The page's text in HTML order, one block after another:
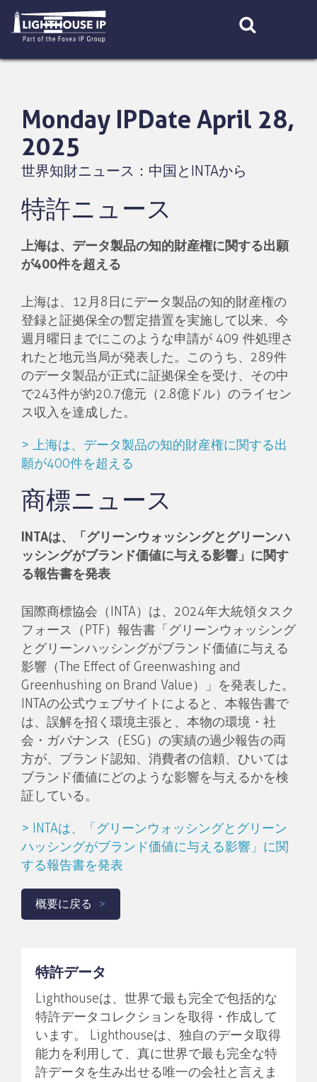
content
Monday IPDate April 28,
2025
世界知財ニュース：中国とINTAから
特許ニュース
上海は、データ製品の知的財産権に関する出願
が400件を超える
上海は、12月8日にデータ製品の知的財産権の
登録と証拠保全の暫定措置を実施して以来、今
週月曜日までにこのような申請が 409 件処理さ
れたと地元当局が発表した。このうち、289件
のデータ製品が正式に証拠保全を受け、その中
で243件が約20.7億元（2.8億ドル）のライセン
ス収入を達成した。
> 上海は、データ製品の知的財産権に関する出
願が400件を超える
商標ニュース
INTAは、「グリーンウォッシングとグリーンハ
ッシングがブランド価値に与える影響」に関す
る報告書を発表
国際商標協会（INTA）は、2024年大統領タスク
フォース（PTF）報告書「グリーンウォッシング
とグリーンハッシングがブランド価値に与える
影響（The Effect of Greenwashing and
Greenhushing on Brand Value）」を発表した。
INTAの公式ウェブサイトによると、本報告書で
は、誤解を招く環境主張と、本物の環境・社
会・ガバナンス（ESG）の実績の過少報告の両
方が、ブランド認知、消費者の信頼、ひいては
ブランド価値にどのような影響を与えるかを検
証している。
> INTAは、「グリーンウォッシングとグリーン
ハッシングがブランド価値に与える影響」に関
する報告書を発表
概要に戻る
特許データ
Lighthouseは、世界で最も完全で包括的な
特許データコレクションを取得・作成して
います。 Lighthouseは、独自のデータ取得
能力を利用して、真に世界で最も完全な特
許データを生み出せる唯一の会社と言えま